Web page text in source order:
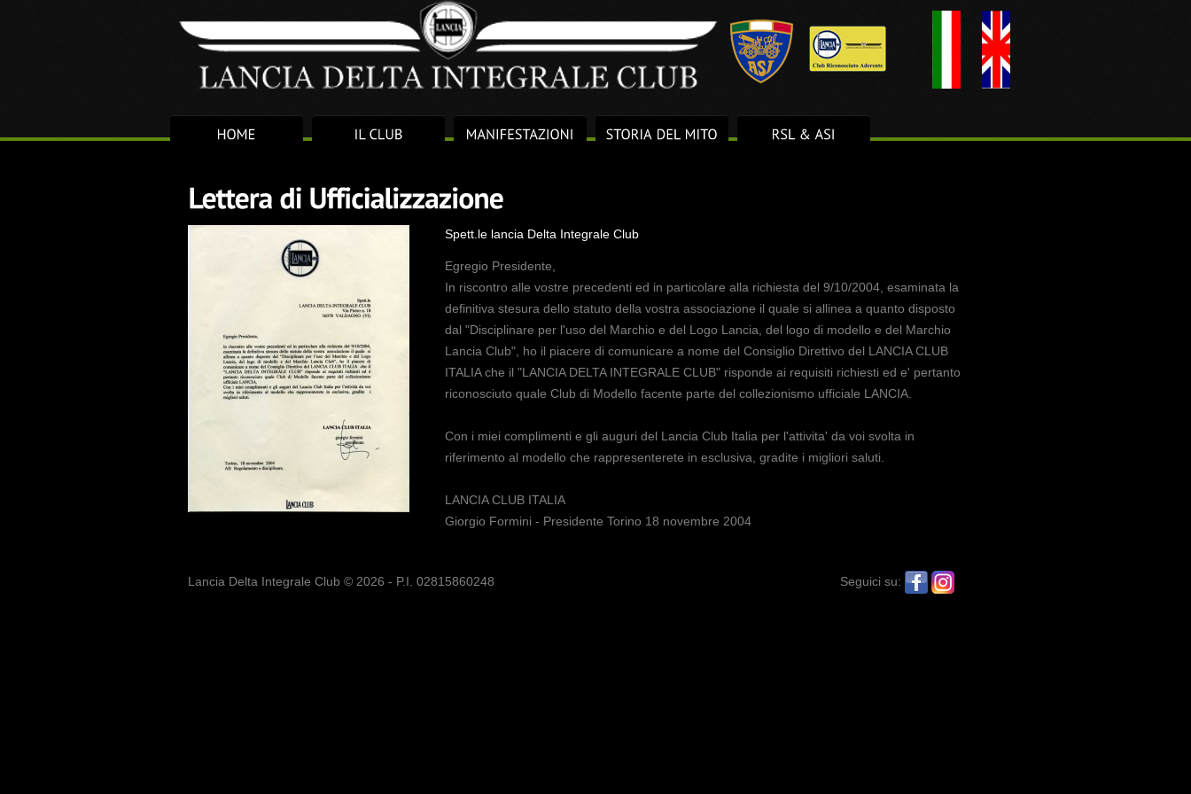
Spett.le lancia Delta Integrale Club
Egregio Presidente,
In riscontro alle vostre precedenti ed in particolare alla richiesta del 9/10/2004, esaminata la
definitiva stesura dello statuto della vostra associazione il quale si allinea a quanto disposto
dal "Disciplinare per l'uso del Marchio e del Logo Lancia, del logo di modello e del Marchio
Lancia Club", ho il piacere di comunicare a nome del Consiglio Direttivo del LANCIA CLUB
ITALIA che il "LANCIA DELTA INTEGRALE CLUB" risponde ai requisiti richiesti ed e' pertanto
riconosciuto quale Club di Modello facente parte del collezionismo ufficiale LANCIA.
Con i miei complimenti e gli auguri del Lancia Club Italia per l'attivita' da voi svolta in
riferimento al modello che rappresenterete in esclusiva, gradite i migliori saluti.
LANCIA CLUB ITALIA
Giorgio Formini - Presidente Torino 18 novembre 2004
Seguici su:
Lancia Delta Integrale Club © 2026 - P.I. 02815860248